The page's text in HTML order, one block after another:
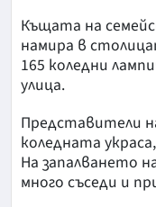
Къщата на
намира в
165 коледни
улица.
Представители
коледната
На запалването
много съседи и